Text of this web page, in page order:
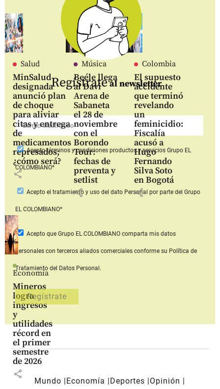
Salud
MinSalud
designada
anunció plan
de choque
para aliviar
citas y entrega
de
medicamentos
represados;
¿cómo será?
share
Música
Beéle llega
al Davi
Arena de
Sabaneta
el 28 de
noviembre
con el
Borondo
Tour:
fechas de
preventa y
setlist
share
Colombia
El supuesto
accidente
que terminó
revelando
un
feminicidio:
Fiscalía
acusó a
Hugo
Fernando
Silva Soto
en Bogotá
share
Economía
Mineros
logra
ingresos
y
utilidades
récord en
el primer
semestre
de 2026
share
Regístrateal newsletter
Aceptotérminos y condiciones productos y serviciosGrupo EL
COLOMBIANO*
Acepto el tratamiento y uso del dato Personal por parte del Grupo
EL COLOMBIANO*
Acepto que Grupo EL COLOMBIANOcomparta mis datos
personales con terceros aliados comerciales conforme su Política de
Tratamiento del Datos Personal.
Mundo Economía Deportes
Opinión